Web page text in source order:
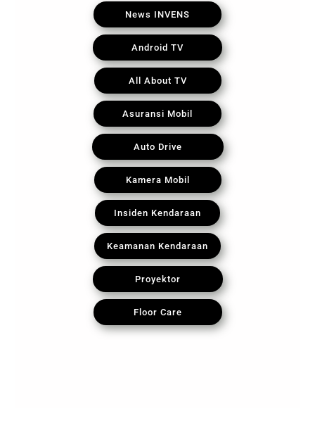
News INVENS
Android TV
All About TV
Asuransi Mobil
Auto Drive
Kamera Mobil
Insiden Kendaraan
Keamanan Kendaraan
Proyektor
Floor Care